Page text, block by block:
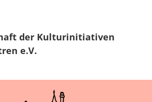
der Kulturinitiativen
e.V.